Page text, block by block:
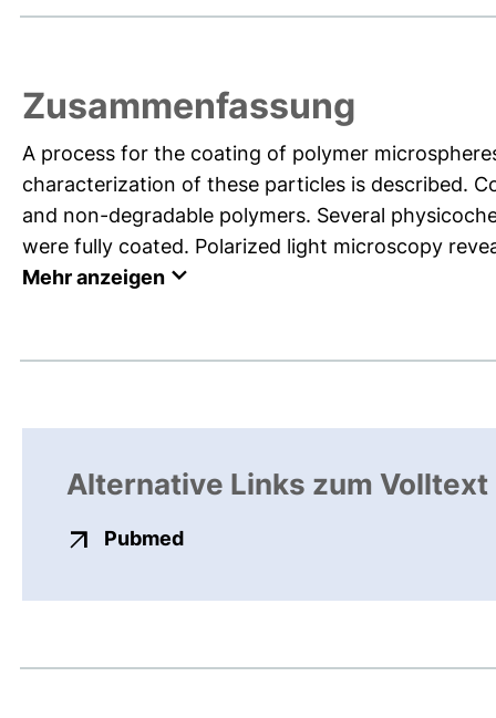
Zusammenfassung
A process for the coating of polymer
characterization of these particles is described.
and non-degradable polymers. Several
were fully coated. Polarized light microscopy
Mehr anzeigen
Alternative Links zum Volltext
Pubmedexterner Link, öffnet neues